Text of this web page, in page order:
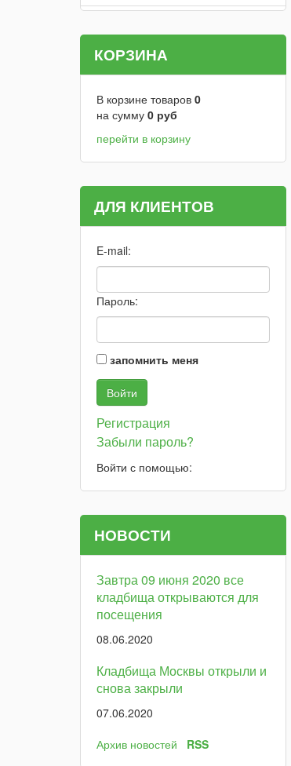
КОРЗИНА
В корзине товаров 0
на сумму 0 руб
перейти в корзину
ДЛЯ КЛИЕНТОВ
E-mail:
Пароль:
запомнить меня
Регистрация
Забыли пароль?
Войти с помощью:
НОВОСТИ
Завтра 09 июня 2020 все
кладбища открываются для
посещения
08.06.2020
Кладбища Москвы открыли и
снова закрыли
07.06.2020
Архив новостей
RSS